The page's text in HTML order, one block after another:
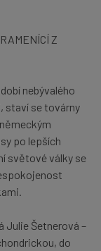
Z
nebývalého
staví se továrny
po lepších
světové války se
Julie Šetnerová –
do